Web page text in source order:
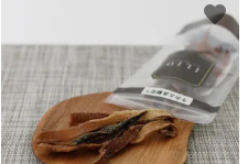
favorite